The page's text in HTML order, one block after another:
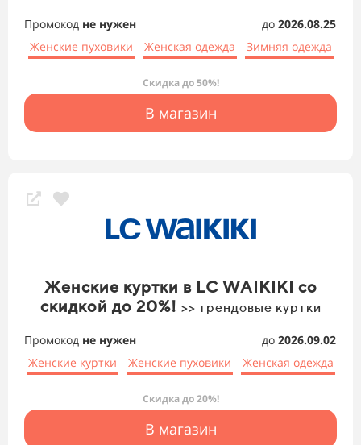
Промокод не нужен до 2026.08.25
Женские пуховики
Женская одежда Зимняя одежда
Скидка до 50%!
В магазин
Женские куртки в LC WAIKIKI со
скидкой до 20%! >> трендовые куртки
Промокод не нужен до 2026.09.02
Женские куртки
Женские пуховики Женская одежда
Скидка до 20%!
В магазин